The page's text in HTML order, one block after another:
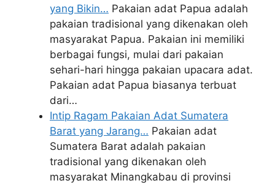
yang Bikin… Pakaian adat Papua adalah
pakaian tradisional yang dikenakan oleh
masyarakat Papua. Pakaian ini memiliki
berbagai fungsi, mulai dari pakaian
sehari-hari hingga pakaian upacara adat.
Pakaian adat Papua biasanya terbuat
dari…
Intip Ragam Pakaian Adat Sumatera
Barat yang Jarang… Pakaian adat
Sumatera Barat adalah pakaian
tradisional yang dikenakan oleh
masyarakat Minangkabau di provinsi